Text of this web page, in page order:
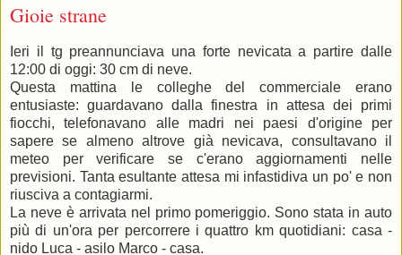
Gioie strane
Ieri il tg preannunciava una forte nevicata a partire dalle
12:00 di oggi: 30 cm di neve.
Questa mattina le colleghe del commerciale erano
entusiaste: guardavano dalla finestra in attesa dei primi
fiocchi, telefonavano alle madri nei paesi d'origine per
sapere se almeno altrove già nevicava, consultavano il
meteo per verificare se c'erano aggiornamenti nelle
previsioni. Tanta esultante attesa mi infastidiva un po' e non
riusciva a contagiarmi.
La neve è arrivata nel primo pomeriggio. Sono stata in auto
più di un'ora per percorrere i quattro km quotidiani: casa -
nido Luca - asilo Marco - casa.